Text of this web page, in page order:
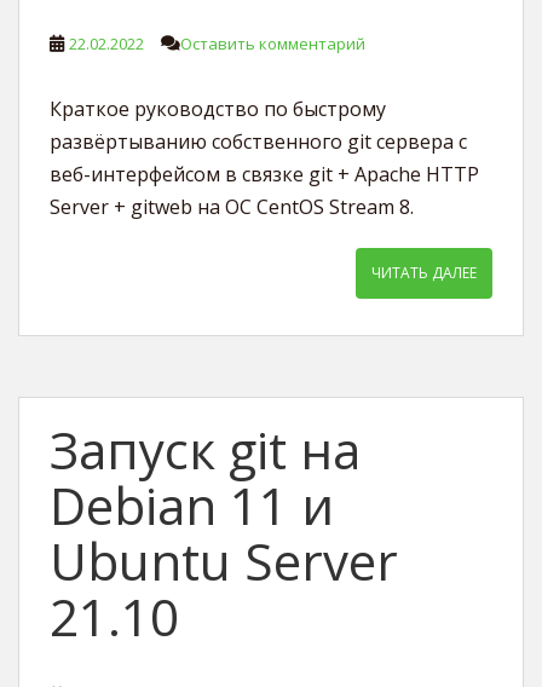
22.02.2022 Оставить комментарий
Краткое руководство по быстрому
развёртыванию собственного git сервера с
веб-интерфейсом в связке git + Apache HTTP
Server + gitweb на ОС CentOS Stream 8.
ЧИТАТЬ ДАЛЕЕ
Запуск git на
Debian 11 и
Ubuntu Server
21.10